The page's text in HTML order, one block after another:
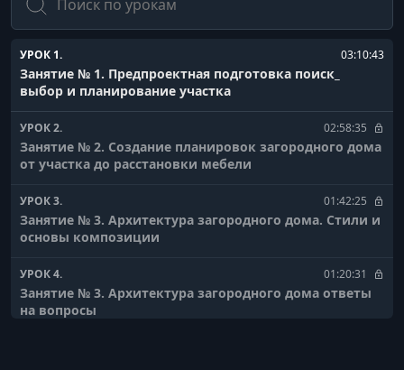
УРОК 1. 03:10:43
Занятие № 1. Предпроектная подготовка поиск_
выбор и планирование участка
УРОК 2. 02:58:35
Занятие № 2. Создание планировок загородного дома
от участка до расстановки мебели
УРОК 3. 01:42:25
Занятие № 3. Архитектура загородного дома. Стили и
основы композиции
УРОК 4. 01:20:31
Занятие № 3. Архитектура загородного дома ответы
на вопросы